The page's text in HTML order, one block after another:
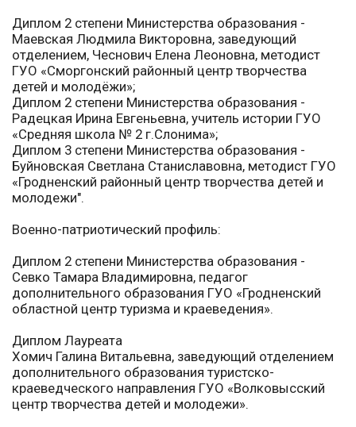
Диплом 2 степени Министерства образования -
Маевская Людмила Викторовна, заведующий
отделением, Чеснович Елена Леоновна, методист
ГУО «Сморгонский районный центр творчества
детей и молодёжи»;
Диплом 2 степени Министерства образования -
Радецкая Ирина Евгеньевна, учитель истории ГУО
«Средняя школа № 2 г.Слонима»;
Диплом 3 степени Министерства образования -
Буйновская Светлана Станиславовна, методист ГУО
«Гродненский районный центр творчества детей и
молодежи".
Военно-патриотический профиль:
Диплом 2 степени Министерства образования -
Севко Тамара Владимировна, педагог
дополнительного образования ГУО «Гродненский
областной центр туризма и краеведения».
Диплом Лауреата
Хомич Галина Витальевна, заведующий отделением
дополнительного образования туристско-
краеведческого направления ГУО «Волковысский
центр творчества детей и молодежи».